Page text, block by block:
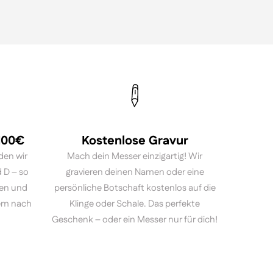
wir
– so
und
nach
Kostenlose Gravur
Mach dein Messer einzigartig! Wir
gravieren deinen Namen oder eine
persönliche Botschaft kostenlos auf die
Klinge oder Schale. Das perfekte
Geschenk – oder ein Messer nur für dich!